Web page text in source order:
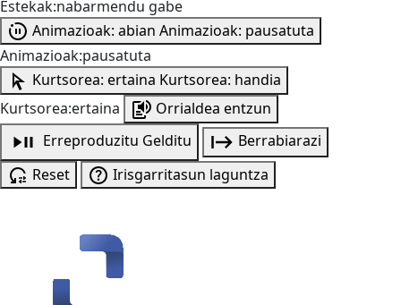
Estekak:nabarmendu gabe
Animazioak: abian Animazioak: pausatuta
Animazioak:pausatuta
Kurtsorea: ertaina Kurtsorea: handia
Kurtsorea:ertaina
Orrialdea entzun
Erreproduzitu Gelditu
Berrabiarazi
Reset
Irisgarritasun laguntza